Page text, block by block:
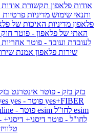
אודות פלאפון תקשורת
ותנאי שימוש מדיניות
פלאפון מדיניות האיכות של
האתי של פלאפון - פוטר
לעובדת ועובד - פוטר
שירות פלאפון אמנת
בזק בזק - פוטר אינטרנט
yes+FIBER
esim
לחו"ל - פוטר דיסני+